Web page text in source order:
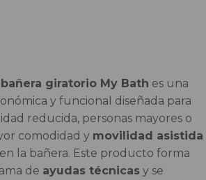
giratorio My Bath es una
y funcional diseñada para
reducida, personas mayores o
comodidad y movilidad asistida
la bañera. Este producto forma
de ayudas técnicas y se